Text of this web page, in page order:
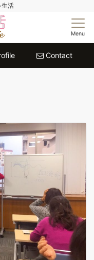
活
Menu
Contact